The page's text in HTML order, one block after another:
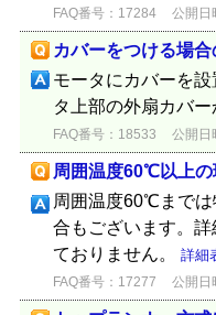
FAQ番号：17284 公開日
カバーをつける場
モータにカバーを
タ上部の外扇カバ
FAQ番号：18533 公開日
周囲温度60℃以上
周囲温度60℃までは
合もございます。
ておりません。 詳細
FAQ番号：17277 公開日